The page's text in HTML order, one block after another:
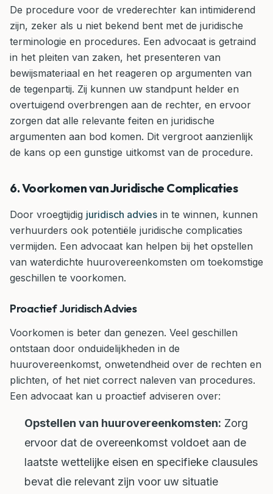
De procedure voor de vrederechter kan intimiderend
zijn, zeker als u niet bekend bent met de juridische
terminologie en procedures. Een advocaat is getraind
in het pleiten van zaken, het presenteren van
bewijsmateriaal en het reageren op argumenten van
de tegenpartij. Zij kunnen uw standpunt helder en
overtuigend overbrengen aan de rechter, en ervoor
zorgen dat alle relevante feiten en juridische
argumenten aan bod komen. Dit vergroot aanzienlijk
de kans op een gunstige uitkomst van de procedure.
6. Voorkomen van Juridische Complicaties
Door vroegtijdig juridisch advies in te winnen, kunnen
verhuurders ook potentiële juridische complicaties
vermijden. Een advocaat kan helpen bij het opstellen
van waterdichte huurovereenkomsten om toekomstige
geschillen te voorkomen.
Proactief Juridisch Advies
Voorkomen is beter dan genezen. Veel geschillen
ontstaan door onduidelijkheden in de
huurovereenkomst, onwetendheid over de rechten en
plichten, of het niet correct naleven van procedures.
Een advocaat kan u proactief adviseren over:
Opstellen van huurovereenkomsten: Zorg
ervoor dat de overeenkomst voldoet aan de
laatste wettelijke eisen en specifieke clausules
bevat die relevant zijn voor uw situatie